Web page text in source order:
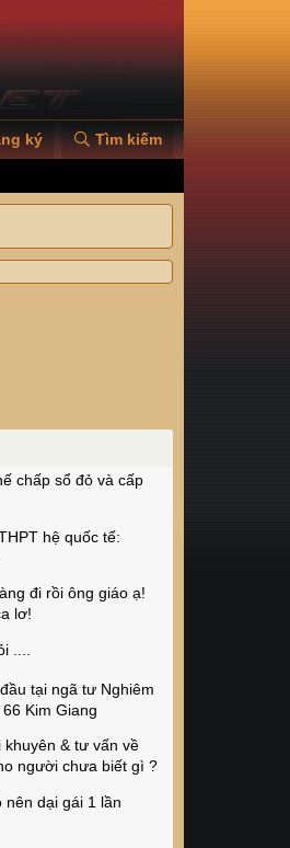
ký Tìm kiếm
chấp sổ đỏ và cấp
hệ quốc tế:
đi rồi ông giáo ạ!
lơ!
....
tại ngã tư Nghiêm
Kim Giang
khuyên & tư vấn về
người chưa biết gì ?
nên dại gái 1 lần